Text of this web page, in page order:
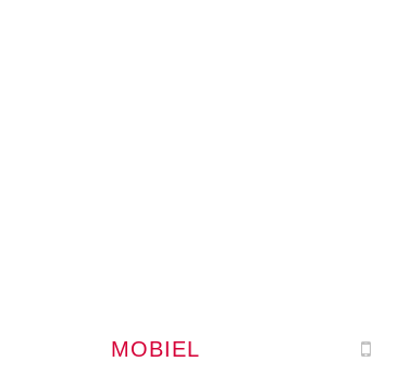
MOBIEL